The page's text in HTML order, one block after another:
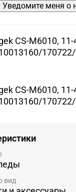
Уведомите меня о
CS-M6010,
CS-M6010,
вид